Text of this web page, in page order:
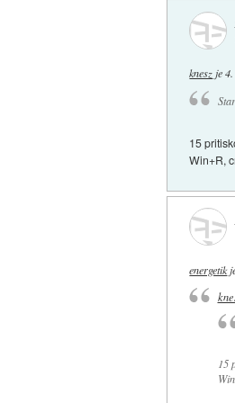
knesz je
15
Win+R,
energetik
15